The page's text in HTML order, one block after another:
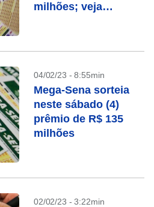
milhões; veja
04/02/23 - 8:55min
Mega-Sena sorteia
neste sábado (4)
prêmio de R$ 135
milhões
02/02/23 - 3:22min